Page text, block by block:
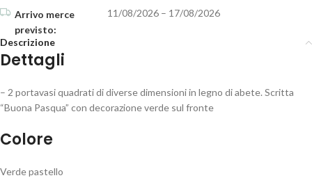
11/08/2026 – 17/08/2026
Descrizione
Dettagli
– 2 portavasi quadrati di diverse dimensioni in legno di abete. Scritta
“Buona Pasqua” con decorazione verde sul fronte
Colore
Verde pastello